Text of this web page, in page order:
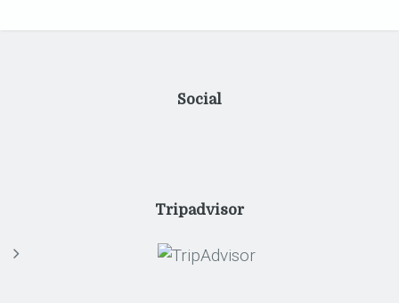
Social
Tripadvisor